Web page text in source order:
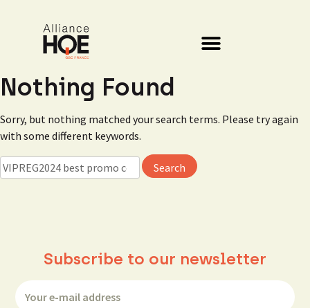
Nothing Found
Sorry, but nothing matched your search terms. Please try again
with some different keywords.
Subscribe to our newsletter